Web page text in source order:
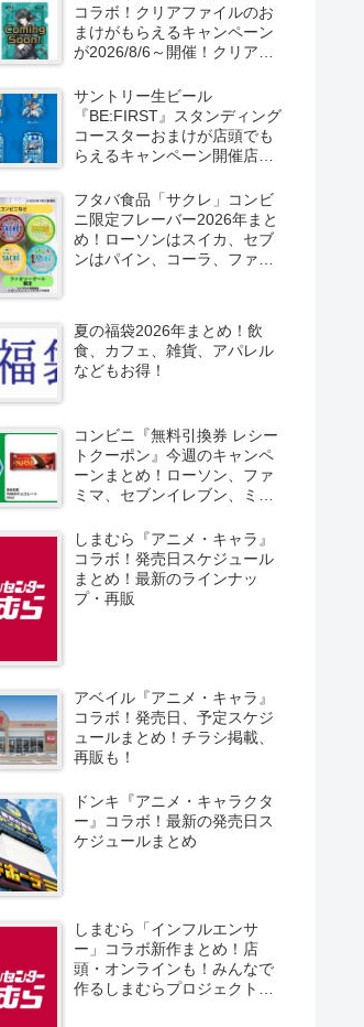
コラボ！クリアファイルのお
まけがもらえるキャンペーン
が2026/8/6～開催！クリアカ
売！
サントリー生ビール
『BE:FIRST』スタンディング
コースターおまけが店頭でも
らえるキャンペーン開催店は
定で6種類！見分け方！セブ
ン、ファミマ、ローソン、デ
イリーヤマザキ、ミニストッ
プなどで！クーラーバッグ
フタバ食品「サクレ」コンビ
ニ限定フレーバー2026年まと
め！ローソンはスイカ、セブ
ンはパイン、コーラ、ファミ
夏の福袋2026年まとめ！飲
食、カフェ、雑貨、アパレル
などもお得！
コンビニ『無料引換券 レシー
トクーポン』今週のキャンペ
ーンまとめ！ローソン、ファ
ミマ、セブンイレブン、ミニ
しまむら『アニメ・キャラ』
コラボ！発売日スケジュール
まとめ！最新のラインナッ
プ・再販
アベイル『アニメ・キャラ』
コラボ！発売日、予定スケジ
ュールまとめ！チラシ掲載、
再販も！
ドンキ『アニメ・キャラクタ
ー』コラボ！最新の発売日ス
ケジュールまとめ
しまむら「インフルエンサ
ー」コラボ新作まとめ！店
頭・オンラインも！みんなで
作るしまむらプロジェクト！